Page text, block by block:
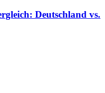
Deutschland vs.